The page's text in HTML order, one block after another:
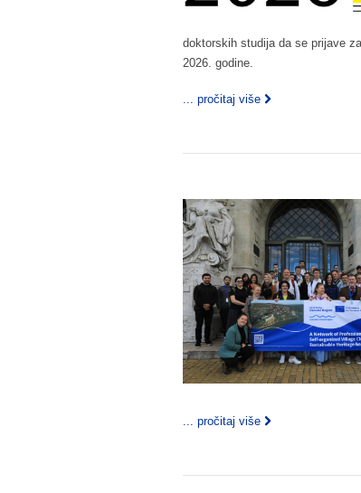
doktorskih studija da se prijave
2026. godine.
... pročitaj više
... pročitaj više